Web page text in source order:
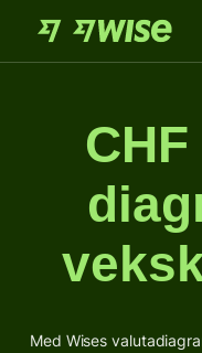
Med Wises